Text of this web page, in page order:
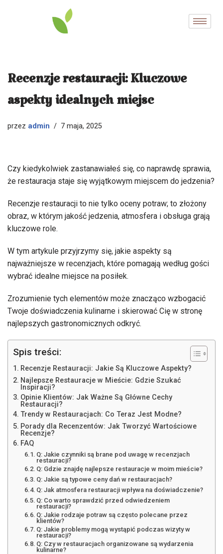
Recenzje restauracji: Kluczowe
aspekty idealnych miejsc
przez admin 7 maja, 2025
Czy kiedykolwiek zastanawiałeś się, co naprawdę sprawia,
że restauracja staje się wyjątkowym miejscem do jedzenia?
Recenzje restauracji to nie tylko oceny potraw; to złożony
obraz, w którym jakość jedzenia, atmosfera i obsługa grają
kluczowe role.
W tym artykule przyjrzymy się, jakie aspekty są
najważniejsze w recenzjach, które pomagają według gości
wybrać idealne miejsce na posiłek.
Zrozumienie tych elementów może znacząco wzbogacić
Twoje doświadczenia kulinarne i skierować Cię w stronę
najlepszych gastronomicznych odkryć.
Spis treści:
Recenzje Restauracji: Jakie Są Kluczowe Aspekty?
Najlepsze Restauracje w Mieście: Gdzie Szukać
Inspiracji?
Opinie Klientów: Jak Ważne Są Główne Cechy
Restauracji?
Trendy w Restauracjach: Co Teraz Jest Modne?
Porady dla Recenzentów: Jak Tworzyć Wartościowe
Recenzje?
FAQ
Q: Jakie czynniki są brane pod uwagę w recenzjach
restauracji?
Q: Gdzie znajdę najlepsze restauracje w moim mieście?
Q: Jakie są typowe ceny dań w restauracjach?
Q: Jak atmosfera restauracji wpływa na doświadczenie?
Q: Co warto sprawdzić przed odwiedzeniem
restauracji?
Q: Jakie rodzaje potraw są często polecane przez
klientów?
Q: Jakie problemy mogą wystąpić podczas wizyty w
restauracji?
Q: Czy w restauracjach organizowane są wydarzenia
kulinarne?